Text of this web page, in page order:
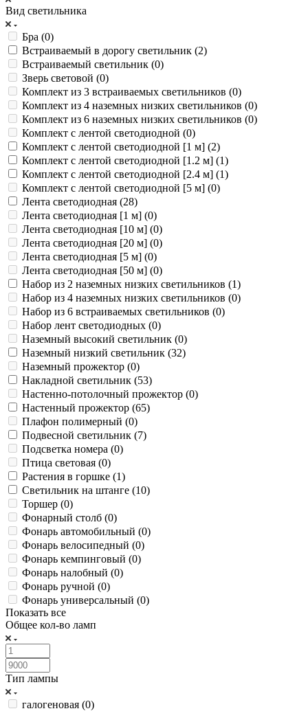
Вид светильника
Бра (0)
Встраиваемый в дорогу светильник (2)
Встраиваемый светильник (0)
Зверь световой (0)
Комплект из 3 встраиваемых светильников (0)
Комплект из 4 наземных низких светильников (0)
Комплект из 6 наземных низких светильников (0)
Комплект с лентой светодиодной (0)
Комплект с лентой светодиодной [1 м] (2)
Комплект с лентой светодиодной [1.2 м] (1)
Комплект с лентой светодиодной [2.4 м] (1)
Комплект с лентой светодиодной [5 м] (0)
Лента светодиодная (28)
Лента светодиодная [1 м] (0)
Лента светодиодная [10 м] (0)
Лента светодиодная [20 м] (0)
Лента светодиодная [5 м] (0)
Лента светодиодная [50 м] (0)
Набор из 2 наземных низких светильников (1)
Набор из 4 наземных низких светильников (0)
Набор из 6 встраиваемых светильников (0)
Набор лент светодиодных (0)
Наземный высокий светильник (0)
Наземный низкий светильник (32)
Наземный прожектор (0)
Накладной светильник (53)
Настенно-потолочный прожектор (0)
Настенный прожектор (65)
Плафон полимерный (0)
Подвесной светильник (7)
Подсветка номера (0)
Птица световая (0)
Растения в горшке (1)
Светильник на штанге (10)
Торшер (0)
Фонарный столб (0)
Фонарь автомобильный (0)
Фонарь велосипедный (0)
Фонарь кемпинговый (0)
Фонарь налобный (0)
Фонарь ручной (0)
Фонарь универсальный (0)
Показать все
Общее кол-во ламп
Тип лампы
галогеновая (0)